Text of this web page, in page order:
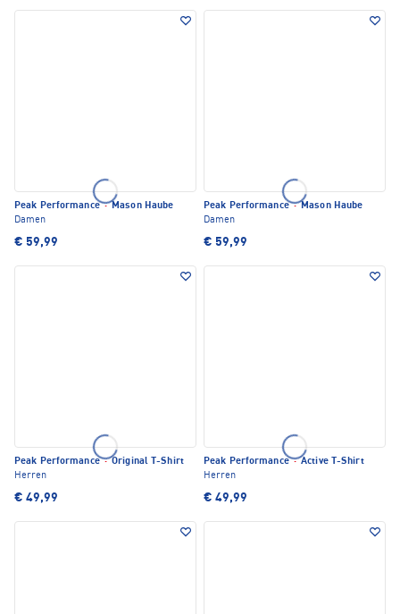
Peak Performance·Mason Haube
Damen
€ 59,99
Peak Performance·Mason Haube
Damen
€ 59,99
Peak Performance·Original T-Shirt
Herren
€ 49,99
Peak Performance·Active T-Shirt
Herren
€ 49,99